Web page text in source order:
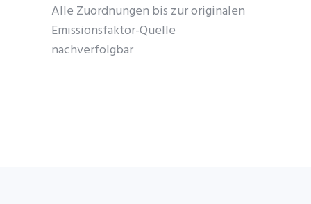
Alle Zuordnungen bis zur originalen
Emissionsfaktor-Quelle
nachverfolgbar